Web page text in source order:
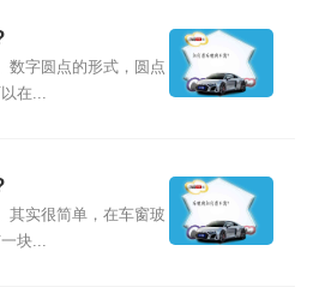
数字圆点的形式，圆点
在...
其实很简单，在车窗玻
块...